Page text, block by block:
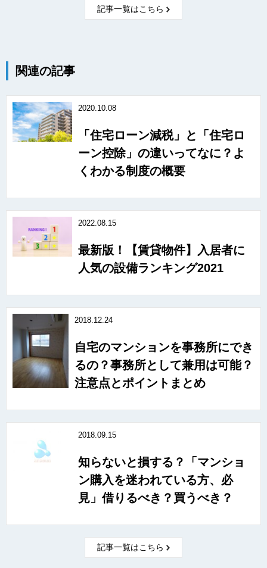
記事一覧はこちら
関連の記事
2020.10.08
「住宅ローン減税」と「住宅ロ
ーン控除」の違いってなに？よ
くわかる制度の概要
2022.08.15
最新版！【賃貸物件】入居者に
人気の設備ランキング2021
2018.12.24
自宅のマンションを事務所にでき
るの？事務所として兼用は可能？
注意点とポイントまとめ
2018.09.15
知らないと損する？「マンショ
ン購入を迷われている方、必
見」借りるべき？買うべき？
記事一覧はこちら